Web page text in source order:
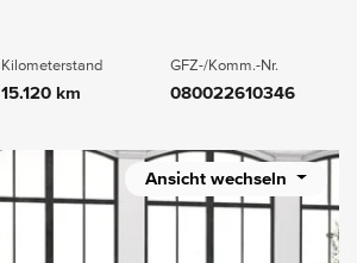
Kilometerstand
15.120 km
GFZ-/Komm.-Nr.
080022610346
Ansicht wechseln